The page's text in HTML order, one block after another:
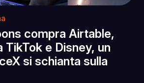
compra Airtable,
e Disney, un
si schianta sulla